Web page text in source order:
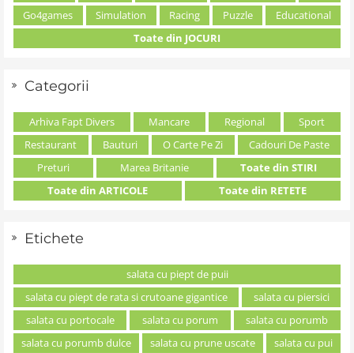
Go4games
Simulation Racing Puzzle
Educational
Toate din JOCURI
Categorii
Arhiva Fapt Divers Mancare Regional
Sport
Restaurant
Bauturi O Carte Pe Zi
Cadouri De Paste
Preturi
Marea Britanie
Toate din STIRI
Toate din ARTICOLE
Toate din RETETE
Etichete
salata cu piept de puii
salata cu piept de rata si crutoane gigantice
salata cu piersici
salata cu portocale
salata cu porum
salata cu porumb
salata cu porumb dulce
salata cu prune uscate
salata cu pui